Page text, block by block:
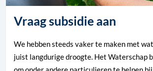
Vraag subsidie aan
We hebben steeds vaker te maken met
juist langdurige droogte. Het Waterschap